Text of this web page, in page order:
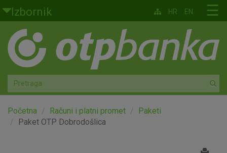
Skoči na glavni sadržaj
Izbornik
Građani
Privatno bankarstvo
Agro
Mala poduzeća i obrtnici
☰
HR EN
Početna Računi i platni promet
Paketi
Paket OTP Dobrodošlica